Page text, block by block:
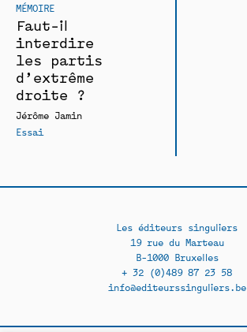
MÉMOIRE
Faut-il
interdire
les partis
d’extrême
droite ?
Jérôme Jamin
Essai
Les éditeurs singuliers
19 rue du Marteau
B-1000 Bruxelles
+ 32 (0)489 87 23 58
info@editeurssinguliers.be